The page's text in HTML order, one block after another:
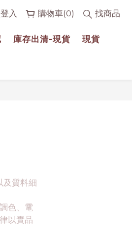
入 購物車(0) 找商品
庫存出清-現貨 現貨
及質料細
色、電
以實品